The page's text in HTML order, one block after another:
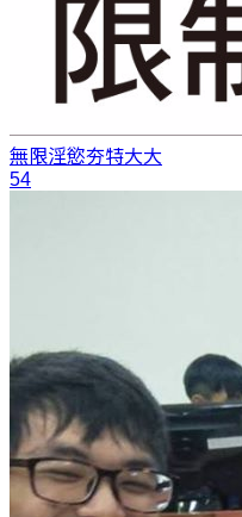
無限淫慾夯特大大
54